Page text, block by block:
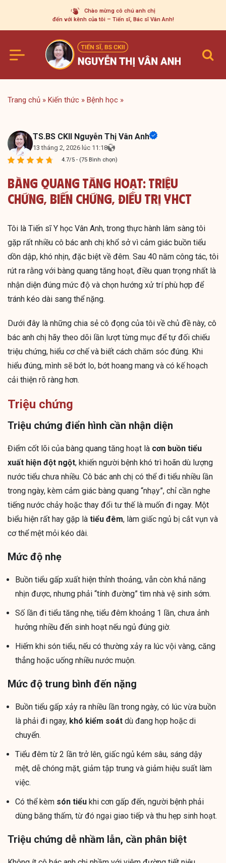
content
Chào mừng cô chú anh chị
đến với kênh của tôi – Tiến sĩ, Bác sĩ Vân Anh!
Trang chủ » Kiến thức » Bệnh học »
TS.BS CKII Nguyễn Thị Vân Anh
13 tháng 2, 2026 lúc 11:18
4.7/5 - (75 Bình chọn)
Bàng Quang Tăng Hoạt: Triệu
Chứng, Biến Chứng, Điều Trị YHCT
Tôi là Tiến sĩ Y học Vân Anh, trong thực hành lâm sàng tôi
gặp rất nhiều cô bác anh chị khổ sở vì cảm giác buồn tiểu
dồn dập, khó nhịn, đặc biệt về đêm. Sau 40 năm công tác, tôi
rút ra rằng với bàng quang tăng hoạt, điều quan trọng nhất là
nhận diện đúng mức độ và chọn hướng xử trí phù hợp để
tránh kéo dài sang thể nặng.
Dưới đây là những chia sẻ cô đọng của tôi về chủ đề này, cô
bác anh chị hãy theo dõi lần lượt từng mục để tự đối chiếu
triệu chứng, hiểu cơ chế và biết cách chăm sóc đúng. Khi
hiểu đúng, mình sẽ bớt lo, bớt hoang mang và có kế hoạch
cải thiện rõ ràng hơn.
Triệu chứng
Triệu chứng điển hình cần nhận diện
Điểm cốt lõi của bàng quang tăng hoạt là cơn buồn tiểu
xuất hiện đột ngột, khiến người bệnh khó trì hoãn dù lượng
nước tiểu chưa nhiều. Cô bác anh chị có thể đi tiểu nhiều lần
trong ngày, kèm cảm giác bàng quang “nhạy”, chỉ cần nghe
tiếng nước chảy hoặc thay đổi tư thế là muốn đi ngay. Một
biểu hiện rất hay gặp là tiểu đêm, làm giấc ngủ bị cắt vụn và
cơ thể mệt mỏi kéo dài.
Mức độ nhẹ
Buồn tiểu gấp xuất hiện thỉnh thoảng, vẫn còn khả năng
nhịn được, nhưng phải “tính đường” tìm nhà vệ sinh sớm.
Số lần đi tiểu tăng nhẹ, tiểu đêm khoảng 1 lần, chưa ảnh
hưởng nhiều đến sinh hoạt nếu ngủ đúng giờ.
Hiếm khi són tiểu, nếu có thường xảy ra lúc vội vàng, căng
thẳng hoặc uống nhiều nước muộn.
Mức độ trung bình đến nặng
Buồn tiểu gấp xảy ra nhiều lần trong ngày, có lúc vừa buồn
là phải đi ngay, khó kiểm soát dù đang họp hoặc di
chuyển.
Tiểu đêm từ 2 lần trở lên, giấc ngủ kém sâu, sáng dậy
mệt, dễ chóng mặt, giảm tập trung và giảm hiệu suất làm
việc.
Có thể kèm són tiểu khi cơn gấp đến, người bệnh phải
dùng băng thấm, từ đó ngại giao tiếp và thu hẹp sinh hoạt.
Triệu chứng dễ nhầm lẫn, cần phân biệt